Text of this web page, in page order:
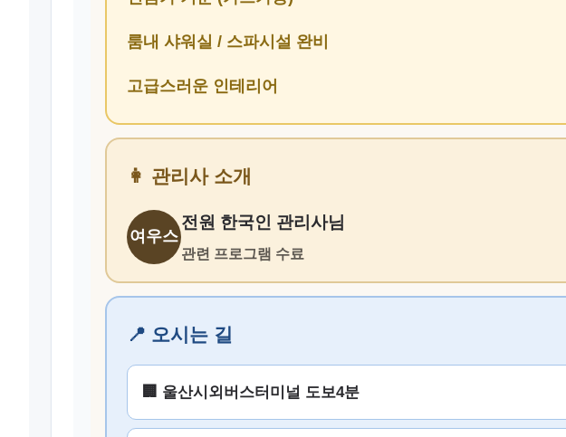
룸내 샤워실 / 스파시설 완비
고급스러운 인테리어
👩 관리사 소개
여우스
전원 한국인 관리사님
관련 프로그램 수료
📍 오시는 길
🏢 울산시외버스터미널 도보4분